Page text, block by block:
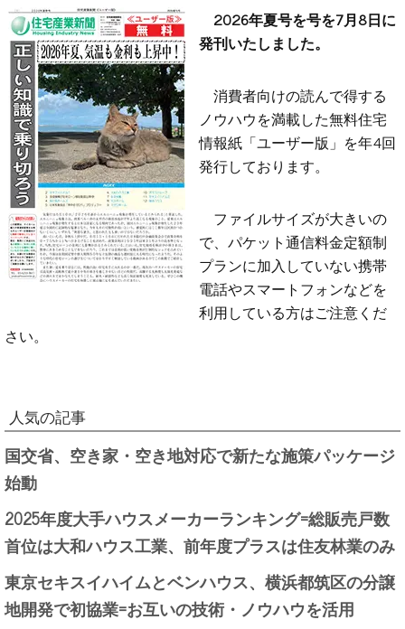
2026年夏号を号を7月8日に
発刊いたしました。
消費者向けの読んで得する
ノウハウを満載した無料住宅
情報紙「ユーザー版」を年4回
発行しております。
ファイルサイズが大きいの
で、パケット通信料金定額制
プランに加入していない携帯
電話やスマートフォンなどを
利用している方はご注意くだ
さい。
人気の記事
国交省、空き家・空き地対応で新たな施策パッケージ
始動
2025年度大手ハウスメーカーランキング=総販売戸数
首位は大和ハウス工業、前年度プラスは住友林業のみ
東京セキスイハイムとベンハウス、横浜都筑区の分譲
地開発で初協業=お互いの技術・ノウハウを活用